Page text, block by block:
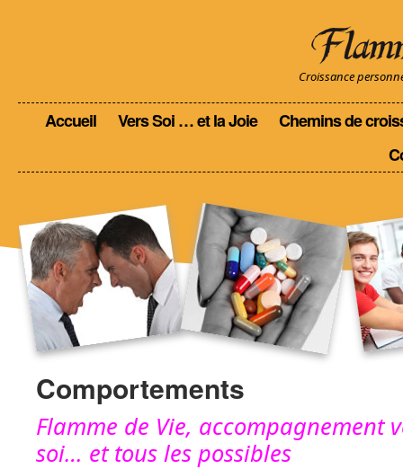
Croissance
Accueil Vers Soi … et la Joie
Chemins de
Comportements
Flamme de Vie, accompagnement
soi… et tous les possibles